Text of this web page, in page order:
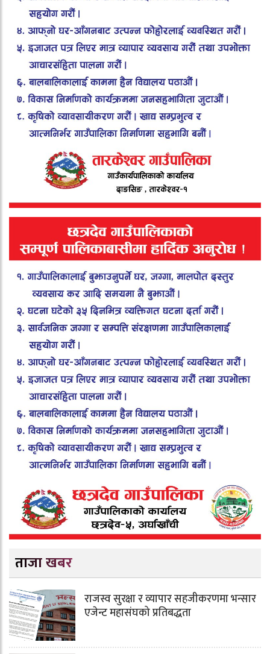
ताजा खबर
राजस्व सुरक्षा र व्यापार सहजीकरणमा भन्सार
एजेन्ट महासंघको प्रतिबद्धता